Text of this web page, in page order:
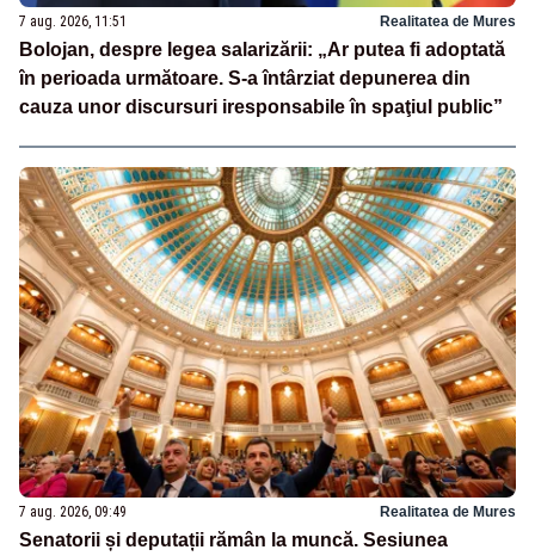
7 aug. 2026, 11:51 Realitatea de Mures
Bolojan, despre legea salarizării: „Ar putea fi adoptată
în perioada următoare. S-a întârziat depunerea din
cauza unor discursuri iresponsabile în spaţiul public”
7 aug. 2026, 09:49 Realitatea de Mures
Senatorii și deputații rămân la muncă. Sesiunea